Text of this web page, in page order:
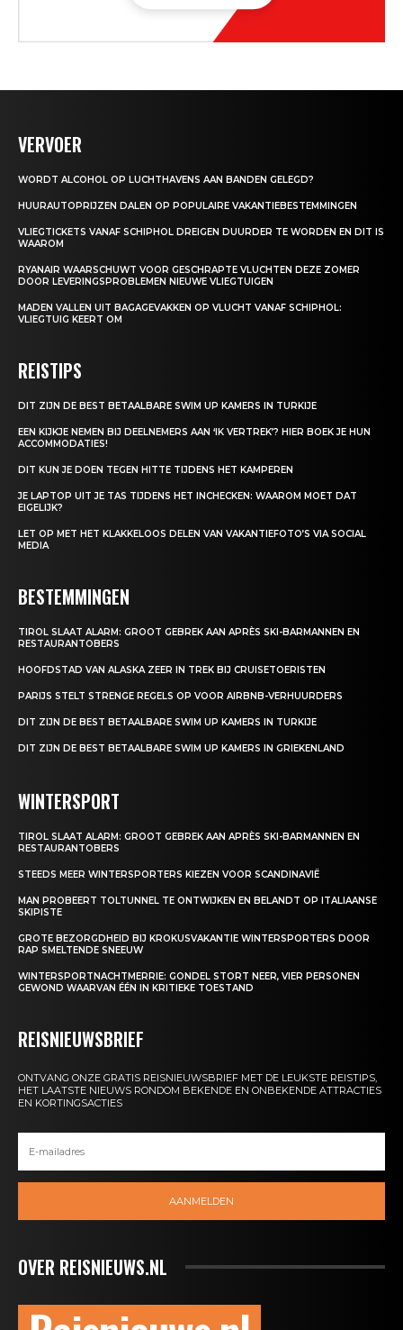
VERVOER
WORDT ALCOHOL OP LUCHTHAVENS AAN BANDEN GELEGD?
HUURAUTOPRIJZEN DALEN OP POPULAIRE VAKANTIEBESTEMMINGEN
VLIEGTICKETS VANAF SCHIPHOL DREIGEN DUURDER TE WORDEN EN DIT IS
WAAROM
RYANAIR WAARSCHUWT VOOR GESCHRAPTE VLUCHTEN DEZE ZOMER
DOOR LEVERINGSPROBLEMEN NIEUWE VLIEGTUIGEN
MADEN VALLEN UIT BAGAGEVAKKEN OP VLUCHT VANAF SCHIPHOL:
VLIEGTUIG KEERT OM
REISTIPS
DIT ZIJN DE BEST BETAALBARE SWIM UP KAMERS IN TURKIJE
EEN KIJKJE NEMEN BIJ DEELNEMERS AAN ‘IK VERTREK’? HIER BOEK JE HUN
ACCOMMODATIES!
DIT KUN JE DOEN TEGEN HITTE TIJDENS HET KAMPEREN
JE LAPTOP UIT JE TAS TIJDENS HET INCHECKEN: WAAROM MOET DAT
EIGELIJK?
LET OP MET HET KLAKKELOOS DELEN VAN VAKANTIEFOTO’S VIA SOCIAL
MEDIA
BESTEMMINGEN
TIROL SLAAT ALARM: GROOT GEBREK AAN APRÈS SKI-BARMANNEN EN
RESTAURANTOBERS
HOOFDSTAD VAN ALASKA ZEER IN TREK BIJ CRUISETOERISTEN
PARIJS STELT STRENGE REGELS OP VOOR AIRBNB-VERHUURDERS
DIT ZIJN DE BEST BETAALBARE SWIM UP KAMERS IN TURKIJE
DIT ZIJN DE BEST BETAALBARE SWIM UP KAMERS IN GRIEKENLAND
WINTERSPORT
TIROL SLAAT ALARM: GROOT GEBREK AAN APRÈS SKI-BARMANNEN EN
RESTAURANTOBERS
STEEDS MEER WINTERSPORTERS KIEZEN VOOR SCANDINAVIË
MAN PROBEERT TOLTUNNEL TE ONTWIJKEN EN BELANDT OP ITALIAANSE
SKIPISTE
GROTE BEZORGDHEID BIJ KROKUSVAKANTIE WINTERSPORTERS DOOR
RAP SMELTENDE SNEEUW
WINTERSPORTNACHTMERRIE: GONDEL STORT NEER, VIER PERSONEN
GEWOND WAARVAN ÉÉN IN KRITIEKE TOESTAND
REISNIEUWSBRIEF
ONTVANG ONZE GRATIS REISNIEUWSBRIEF MET DE LEUKSTE REISTIPS,
HET LAATSTE NIEUWS RONDOM BEKENDE EN ONBEKENDE ATTRACTIES
EN KORTINGSACTIES
AANMELDEN
OVER REISNIEUWS.NL